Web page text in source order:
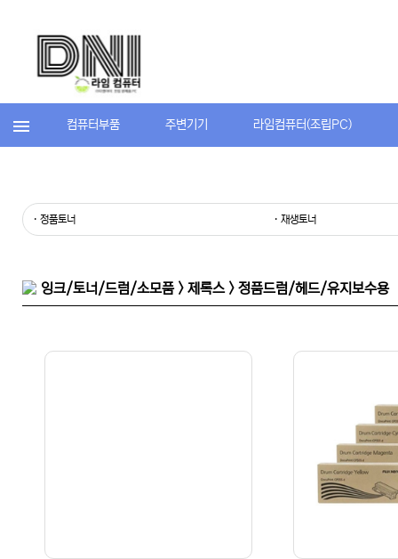
컴퓨터부품 주변기기 라임컴퓨터(조립PC)
· 정품토너 · 재생토너
잉크/토너/드럼/소모품 > 제록스 > 정품드럼/헤드/유지보수용